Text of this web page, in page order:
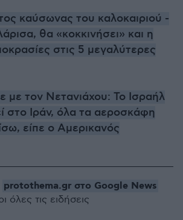
καύσωνας του καλοκαιριού -
θα «κοκκινήσει» και η
στις 5 μεγαλύτερες
με τον Νετανιάχου: Το Ισραήλ
στο Ιράν, όλα τα αεροσκάφη
είπε ο Αμερικανός
protothema.gr στο Google News
όλες τις ειδήσεις